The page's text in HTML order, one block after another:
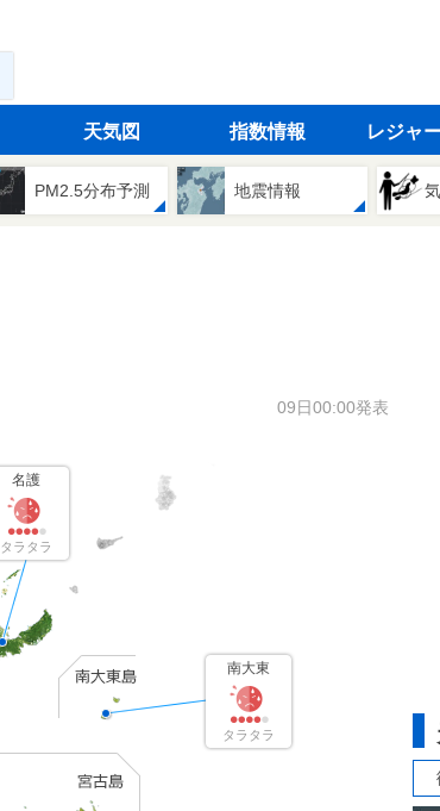
天気図 指数情報 レジャ
PM2.5分布予測 地震情報
09日00:00発表
名護
タラタラ
南大東
タラタラ